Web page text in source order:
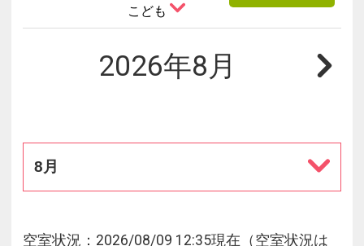
こども
2026年8月
8月
空室状況：2026/08/09 12:35現在（空室状況は